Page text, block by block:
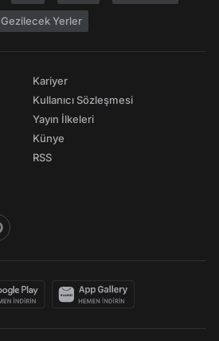
Gezilecek Yerler
Kariyer
Kullanıcı Sözleşmesi
Yayın İlkeleri
Künye
RSS